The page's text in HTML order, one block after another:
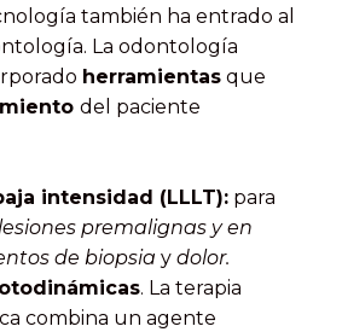
también ha entrado al
La odontología
herramientas que
del paciente
intensidad (LLLT): para
premalignas y en
de biopsia y dolor.
. La terapia
combina un agente